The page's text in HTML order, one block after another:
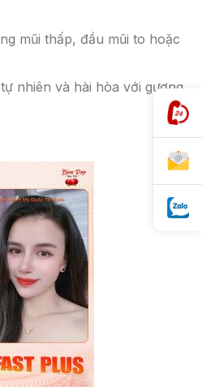
mũi thấp, đầu mũi to hoặc
nhiên và hài hòa với gương